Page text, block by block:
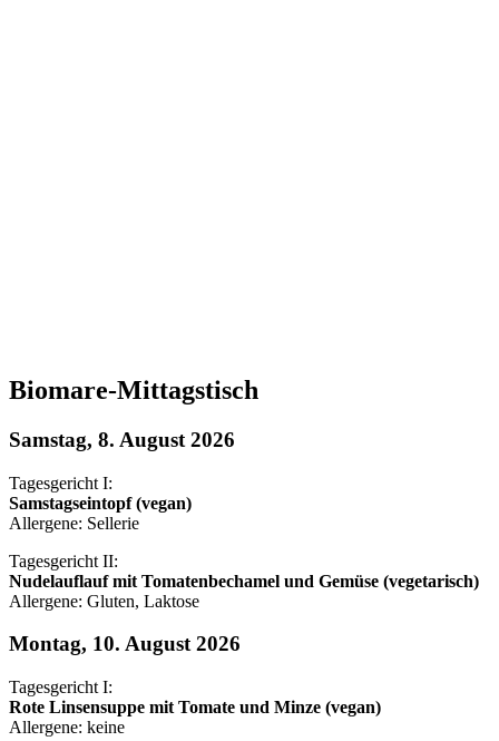
Biomare-Mittagstisch
Samstag, 8. August 2026
Tagesgericht I:
Samstagseintopf (vegan)
Allergene: Sellerie
Tagesgericht II:
Nudelauflauf mit Tomatenbechamel und Gemüse (vegetarisch)
Allergene: Gluten, Laktose
Montag, 10. August 2026
Tagesgericht I:
Rote Linsensuppe mit Tomate und Minze (vegan)
Allergene: keine